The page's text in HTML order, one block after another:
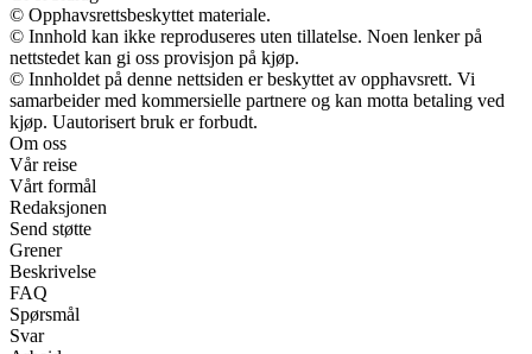
© Opphavsrettsbeskyttet materiale.
© Innhold kan ikke reproduseres uten tillatelse. Noen lenker på
nettstedet kan gi oss provisjon på kjøp.
© Innholdet på denne nettsiden er beskyttet av opphavsrett. Vi
samarbeider med kommersielle partnere og kan motta betaling ved
kjøp. Uautorisert bruk er forbudt.
Om oss
Vår reise
Vårt formål
Redaksjonen
Send støtte
Grener
Beskrivelse
FAQ
Spørsmål
Svar